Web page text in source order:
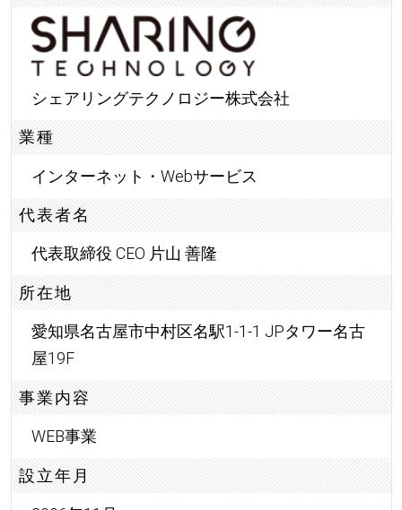
シェアリングテクノロジー株式会社
業種
インターネット・Webサービス
代表者名
代表取締役 CEO 片山 善隆
所在地
愛知県名古屋市中村区名駅1-1-1 JPタワー名古
屋19F
事業内容
WEB事業
設立年月